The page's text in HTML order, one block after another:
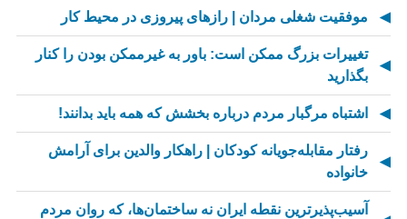
موفقیت شغلی مردان | رازهای پیروزی در محیط کار
تغییرات بزرگ ممکن است: باور به غیرممکن بودن را کنار
بگذارید
اشتباه مرگبار مردم درباره بخشش که همه باید بدانند!
رفتار مقابله‌جویانه کودکان | راهکار والدین برای آرامش
خانواده
آسیب‌پذیرترین نقطه ایران نه ساختمان‌ها، که روان مردم